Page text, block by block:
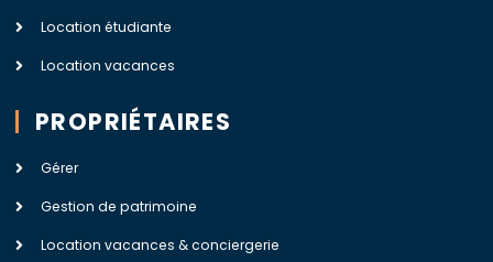
Location étudiante
Location vacances
PROPRIÉTAIRES
Gérer
Gestion de patrimoine
Location vacances & conciergerie